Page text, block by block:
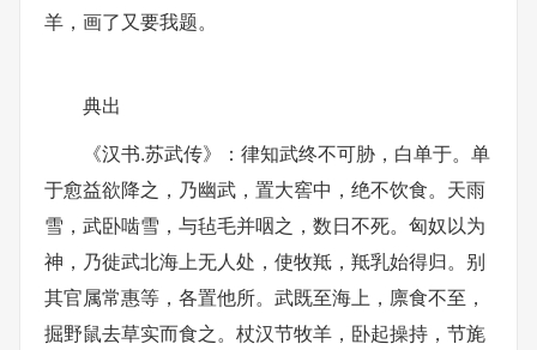
羊，画了又要我题。
典出
《汉书.苏武传》：律知武终不可胁，白单于。单
于愈益欲降之，乃幽武，置大窖中，绝不饮食。天雨
雪，武卧啮雪，与毡毛并咽之，数日不死。匈奴以为
神，乃徙武北海上无人处，使牧羝，羝乳始得归。别
其官属常惠等，各置他所。武既至海上，廪食不至，
掘野鼠去草实而食之。杖汉节牧羊，卧起操持，节旄